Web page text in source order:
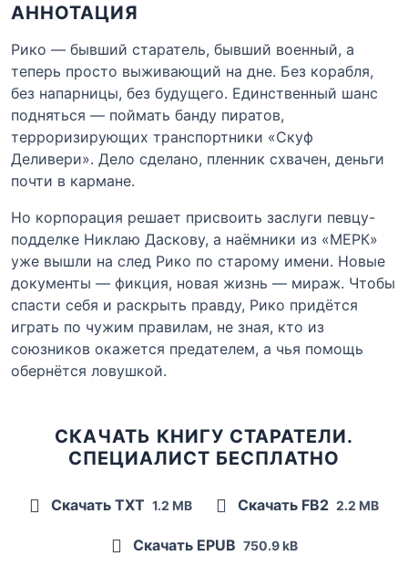
АННОТАЦИЯ
Рико — бывший старатель, бывший военный, а
теперь просто выживающий на дне. Без корабля,
без напарницы, без будущего. Единственный шанс
подняться — поймать банду пиратов,
терроризирующих транспортники «Скуф
Деливери». Дело сделано, пленник схвачен, деньги
почти в кармане.
Но корпорация решает присвоить заслуги певцу-
подделке Никлаю Даскову, а наёмники из «МЕРК»
уже вышли на след Рико по старому имени. Новые
документы — фикция, новая жизнь — мираж. Чтобы
спасти себя и раскрыть правду, Рико придётся
играть по чужим правилам, не зная, кто из
союзников окажется предателем, а чья помощь
обернётся ловушкой.
СКАЧАТЬ КНИГУ СТАРАТЕЛИ.
СПЕЦИАЛИСТ БЕСПЛАТНО
Скачать TXT 1.2 MB Скачать FB2 2.2 MB
Скачать EPUB 750.9 kB